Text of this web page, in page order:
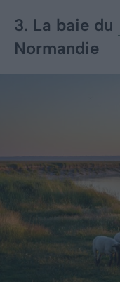
3. La baie du
Normandie